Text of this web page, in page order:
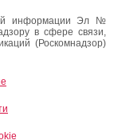
информации Эл №
в сфере связи,
(Роскомнадзор)